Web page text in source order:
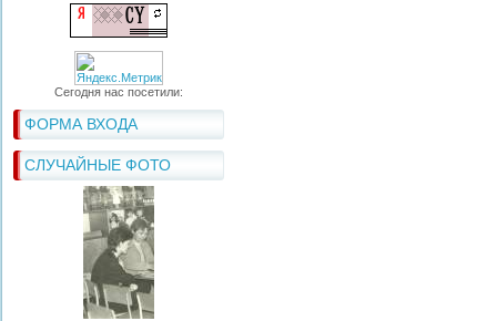
Сегодня нас посетили:
ФОРМА ВХОДА
СЛУЧАЙНЫЕ ФОТО